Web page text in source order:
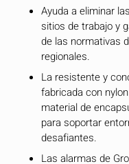
[MISSING:
turn your
Ayuda a eliminar
sitios de trabajo y
de las normativas
regionales.
La resistente y
fabricada con
material de
para soportar
desafiantes.
Las alarmas de